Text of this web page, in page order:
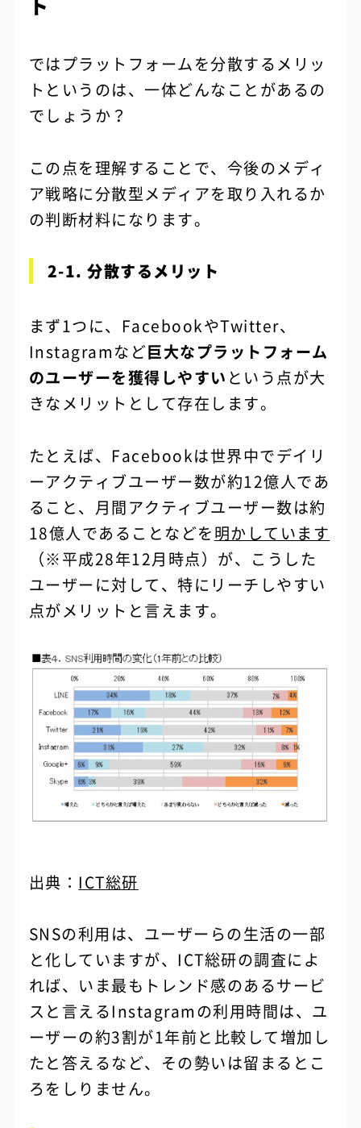
ト
ではプラットフォームを分散するメリッ
トというのは、一体どんなことがあるの
でしょうか？
この点を理解することで、今後のメディ
ア戦略に分散型メディアを取り入れるか
の判断材料になります。
2-1. 分散するメリット
まず1つに、FacebookやTwitter、
Instagramなど巨大なプラットフォーム
のユーザーを獲得しやすい という点が大
きなメリットとして存在します。
たとえば、Facebookは世界中でデイリ
ーアクティブユーザー数が約12億人であ
ること、月間アクティブユーザー数は約
18億人であることなどを明かしています
（※平成28年12月時点）が、こうした
ユーザーに対して、特にリーチしやすい
点がメリットと言えます。
出典： ICT総研
SNSの利用は、ユーザーらの生活の一部
と化していますが、ICT総研の調査によ
れば、いま最もトレンド感のあるサービ
スと言えるInstagramの利用時間は、ユ
ーザーの約3割が1年前と比較して増加し
たと答えるなど、その勢いは留まるとこ
ろをしりません。